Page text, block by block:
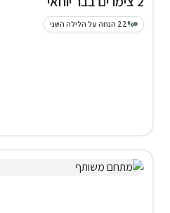
22% הנחה על הלילה השני